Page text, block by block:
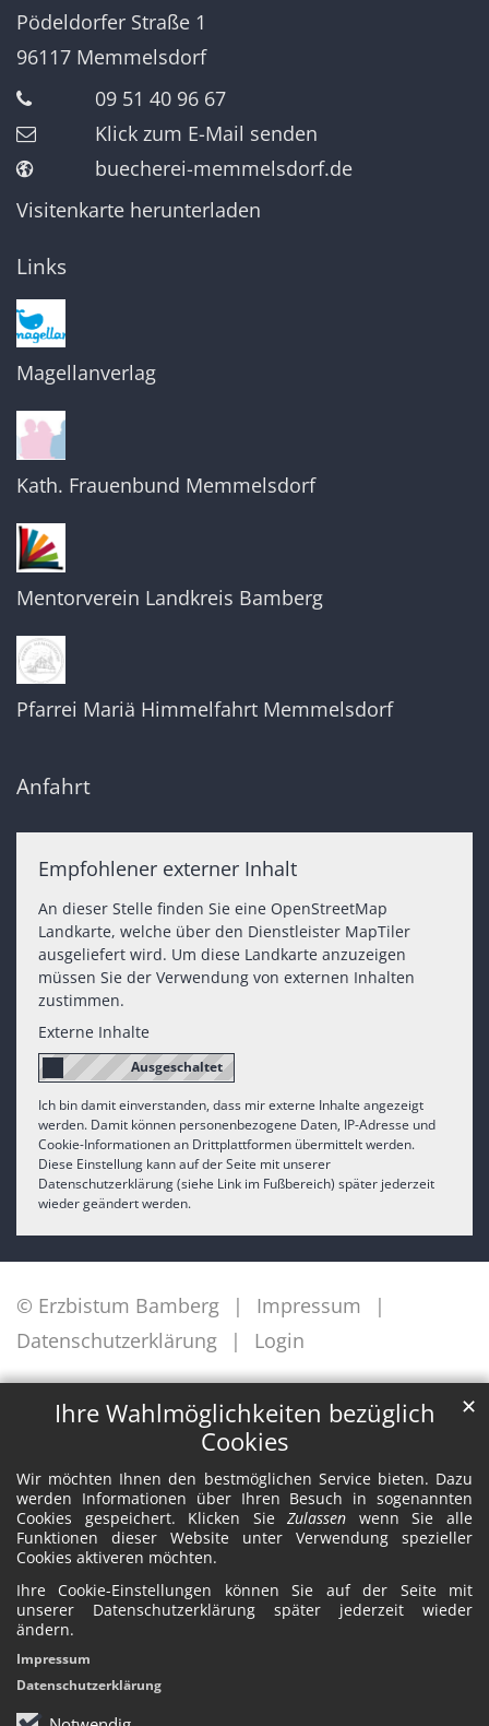
Ihre Wahlmöglichkeiten bezüglich
Cookies
Wir möchten Ihnen den bestmöglichen Service bieten. Dazu
werden Informationen über Ihren Besuch in sogenannten
Cookies gespeichert. Klicken SieZulassen wenn Sie alle
Funktionen dieser Website unter Verwendung spezieller
Cookies aktiveren möchten.
Ihre Cookie-Einstellungen können Sie auf der Seite mit
unserer Datenschutzerklärung später jederzeit wieder
ändern.
✕
Impressum
Datenschutzerklärung
Pödeldorfer Straße 1
96117 Memmelsdorf
09 51 40 96 67
Klick zum E-Mail senden
buecherei-memmelsdorf.de
Visitenkarte herunterladen
Links
Magellanverlag
Kath. Frauenbund Memmelsdorf
Mentorverein Landkreis Bamberg
Pfarrei Mariä Himmelfahrt Memmelsdorf
Anfahrt
Empfohlener externer Inhalt
An dieser Stelle finden Sie eine OpenStreetMap
Landkarte, welche über den Dienstleister MapTiler
ausgeliefert wird. Um diese Landkarte anzuzeigen
müssen Sie der Verwendung von externen Inhalten
zustimmen.
Externe Inhalte
Ich bin damit einverstanden, dass mir externe Inhalte angezeigt
werden. Damit können personenbezogene Daten, IP-Adresse und
Cookie-Informationen an Drittplattformen übermittelt werden.
Diese Einstellung kann auf der Seite mit unserer
Datenschutzerklärung (siehe Link im Fußbereich) später jederzeit
wieder geändert werden.
© Erzbistum Bamberg
Impressum
Datenschutzerklärung
Login